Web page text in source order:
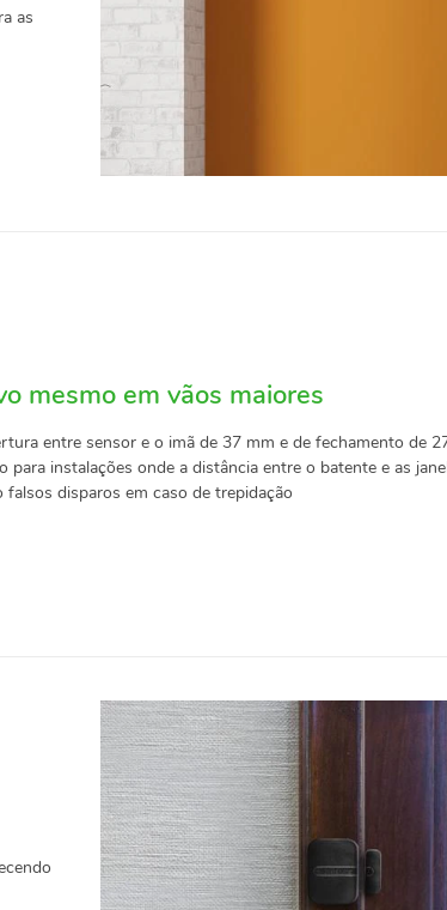
as
mesmo em vãos maiores
entre sensor e o imã de 37 mm e de fechamento de
para instalações onde a distância entre o batente e as
falsos disparos em caso de trepidação